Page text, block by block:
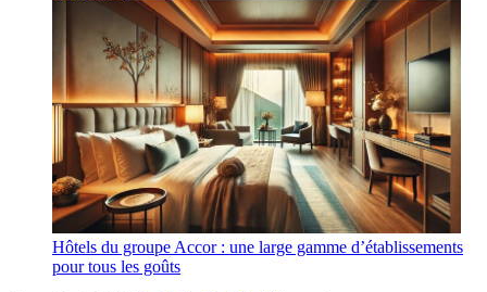
Hôtels du groupe Accor : une large gamme d’établissements
pour tous les goûts